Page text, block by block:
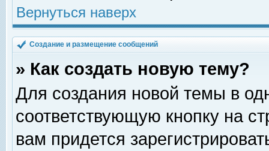
Вернуться наверх
Создание и размещение сообщений
» Как создать новую тему?
Для создания новой темы в
соответствующую кнопку на
вам придется